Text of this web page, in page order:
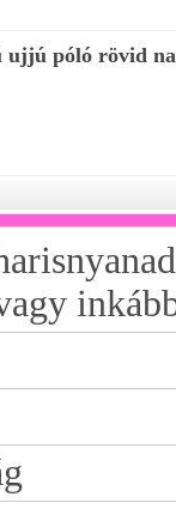
ujjú póló rövid